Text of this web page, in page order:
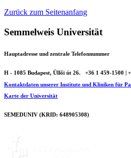
Zurück zum Seitenanfang
Semmelweis Universität
Hauptadresse und zentrale Telefonnummer
H - 1085 Budapest, Üllői út 26.
+36 1 459-1500 |
Kontaktdaten unserer Institute und Kliniken für
Karte der Universität
SEMEDUNIV (KRID: 648905308)